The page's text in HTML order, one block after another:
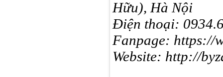
Hữu), Hà Nội
Điện thoại:
Fanpage: https://
Website: http://